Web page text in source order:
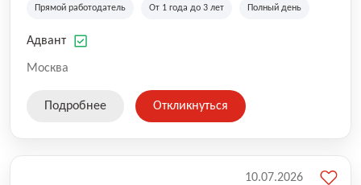
региональных клиентов. Мы работаем на рынке с
Казахстана и Беларуси, сотрудничая с компаниями из
Прямой работодатель От 1 года до 3 лет Полный день
Адвант
Москва
Подробнее Откликнуться
10.07.2026